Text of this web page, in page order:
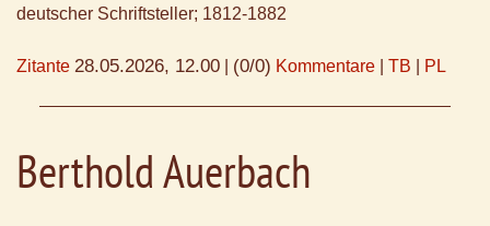
deutscher Schriftsteller; 1812-1882
Zitante 28.05.2026, 12.00 (0/0) Kommentare TB PL
Berthold Auerbach